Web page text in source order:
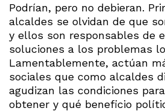
Podrían, pero no debieran.
alcaldes se olvidan de que
y ellos son responsables de
soluciones a los problemas
Lamentablemente, actúan
sociales que como alcaldes
agudizan las condiciones
obtener y qué beneficio